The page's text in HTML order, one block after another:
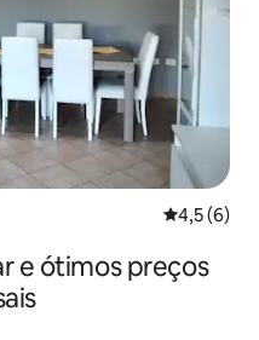
4,5 de
4,5 (6)
e ótimos preços